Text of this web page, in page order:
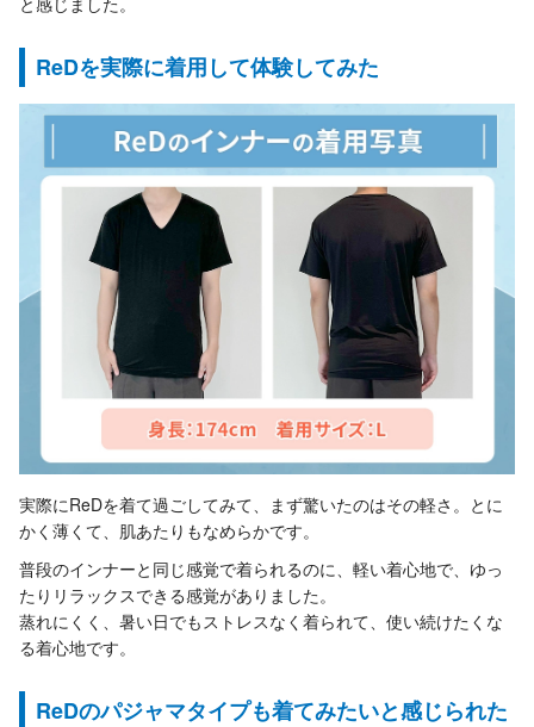
ReDを実際に着用して体験してみた
実際にReDを着て過ごしてみて、まず驚いたのはその軽さ。とに
かく薄くて、肌あたりもなめらかです。
普段のインナーと同じ感覚で着られるのに、軽い着心地で、ゆっ
たりリラックスできる感覚がありました。
蒸れにくく、暑い日でもストレスなく着られて、使い続けたくな
る着心地です。
ReDのパジャマタイプも着てみたいと感じられた